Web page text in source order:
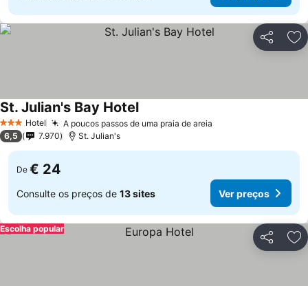
Partilhar
3 EstrelasHotel A poucos passos de uma praia de areia
St. Julian's Bay HotelVer preços
6,5 7.970 St. Julian's
De € 24
Consulte os preços de 13 sites Ver preços
Partilhar
Escolha popular